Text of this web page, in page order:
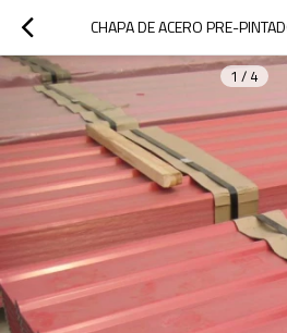
CHAPA DE ACERO PRE-
1 / 4